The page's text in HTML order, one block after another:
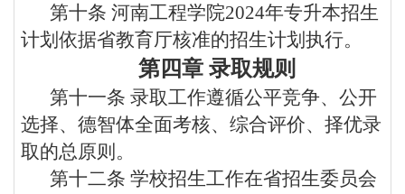
第十条 河南工程学院2024年专升本招生
计划依据省教育厅核准的招生计划执行。
第四章 录取规则
第十一条 录取工作遵循公平竞争、公开
选择、德智体全面考核、综合评价、择优录
取的总原则。
第十二条 学校招生工作在省招生委员会